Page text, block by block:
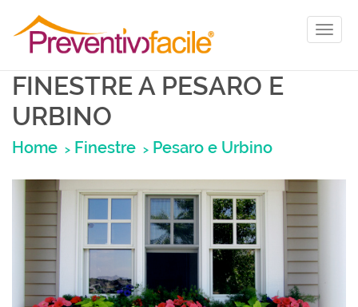
FINESTRE A PESARO E
URBINO
Home Finestre Pesaro e Urbino